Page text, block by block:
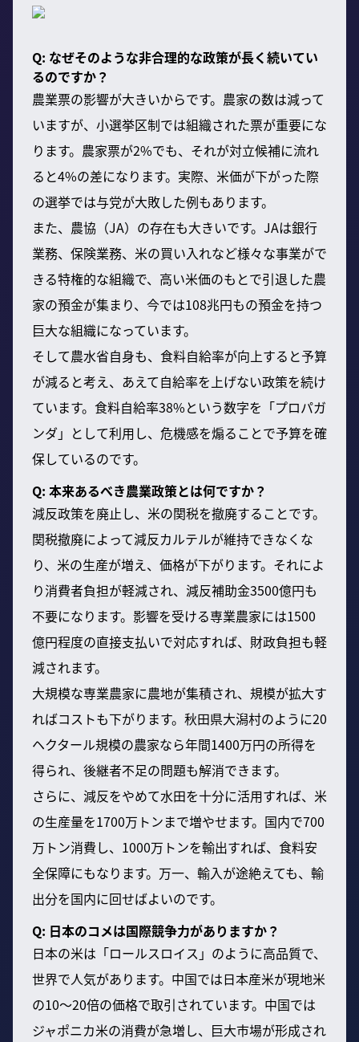
Q: なぜそのような非合理的な政策が長く続いてい
るのですか？
農業票の影響が大きいからです。農家の数は減って
いますが、小選挙区制では組織された票が重要にな
ります。農家票が2%でも、それが対立候補に流れ
ると4%の差になります。実際、米価が下がった際
の選挙では与党が大敗した例もあります。
また、農協（JA）の存在も大きいです。JAは銀行
業務、保険業務、米の買い入れなど様々な事業がで
きる特権的な組織で、高い米価のもとで引退した農
家の預金が集まり、今では108兆円もの預金を持つ
巨大な組織になっています。
そして農水省自身も、食料自給率が向上すると予算
が減ると考え、あえて自給率を上げない政策を続け
ています。食料自給率38%という数字を「プロパガ
ンダ」として利用し、危機感を煽ることで予算を確
保しているのです。
Q: 本来あるべき農業政策とは何ですか？
減反政策を廃止し、米の関税を撤廃することです。
関税撤廃によって減反カルテルが維持できなくな
り、米の生産が増え、価格が下がります。それによ
り消費者負担が軽減され、減反補助金3500億円も
不要になります。影響を受ける専業農家には1500
億円程度の直接支払いで対応すれば、財政負担も軽
減されます。
大規模な専業農家に農地が集積され、規模が拡大す
ればコストも下がります。秋田県大潟村のように20
ヘクタール規模の農家なら年間1400万円の所得を
得られ、後継者不足の問題も解消できます。
さらに、減反をやめて水田を十分に活用すれば、米
の生産量を1700万トンまで増やせます。国内で700
万トン消費し、1000万トンを輸出すれば、食料安
全保障にもなります。万一、輸入が途絶えても、輸
出分を国内に回せばよいのです。
Q: 日本のコメは国際競争力がありますか？
日本の米は「ロールスロイス」のように高品質で、
世界で人気があります。中国では日本産米が現地米
の10〜20倍の価格で取引されています。中国では
ジャポニカ米の消費が急増し、巨大市場が形成され